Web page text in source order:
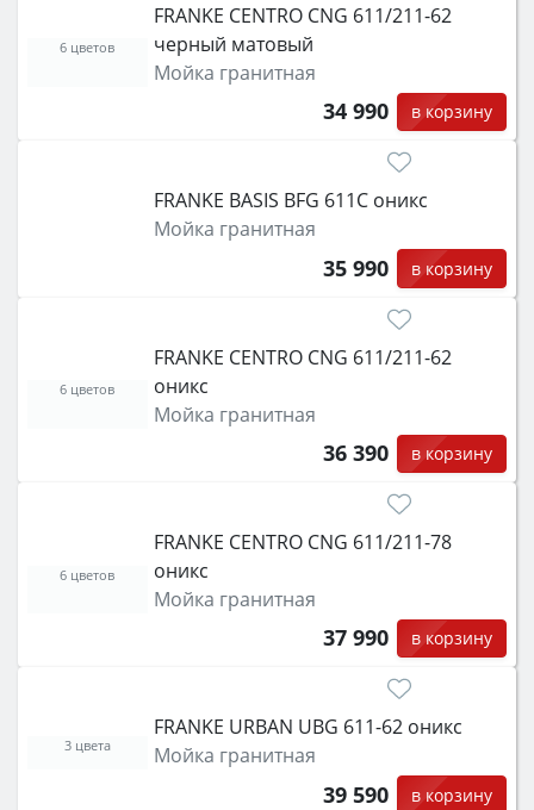
FRANKE CENTRO CNG 611/211-62
черный матовый
Мойка гранитная
34 990 в корзину
6 цветов
FRANKE BASIS BFG 611C оникс
Мойка гранитная
35 990 в корзину
FRANKE CENTRO CNG 611/211-62
оникс
Мойка гранитная
36 390 в корзину
6 цветов
FRANKE CENTRO CNG 611/211-78
оникс
Мойка гранитная
37 990 в корзину
6 цветов
FRANKE URBAN UBG 611-62 оникс
Мойка гранитная
39 590 в корзину
3 цвета